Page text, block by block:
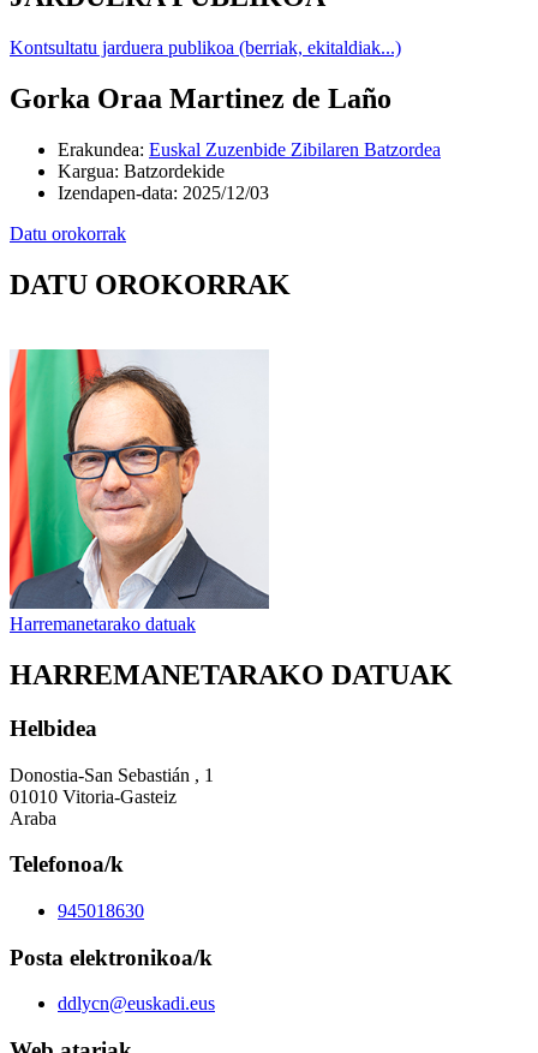
Kontsultatu jarduera publikoa (berriak, ekitaldiak...)
Gorka Oraa Martinez de Laño
Erakundea: Euskal Zuzenbide Zibilaren Batzordea
Kargua: Batzordekide
Izendapen-data: 2025/12/03
Datu orokorrak
DATU OROKORRAK
Harremanetarako datuak
HARREMANETARAKO DATUAK
Helbidea
Donostia-San Sebastián , 1
01010 Vitoria-Gasteiz
Araba
Telefonoa/k
945018630
Posta elektronikoa/k
ddlycn@euskadi.eus